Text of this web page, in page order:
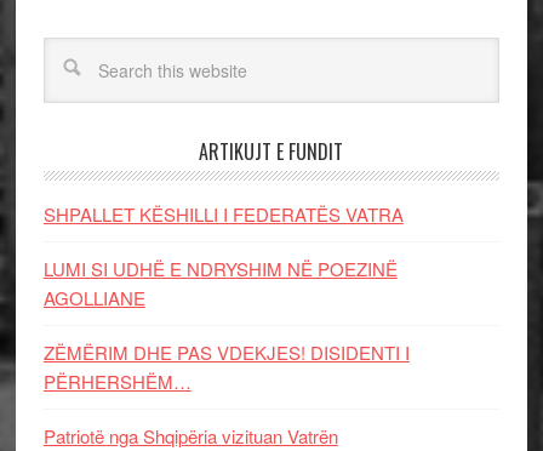
ARTIKUJT E FUNDIT
SHPALLET KËSHILLI I FEDERATËS VATRA
LUMI SI UDHË E NDRYSHIM NË POEZINË
AGOLLIANE
ZËMËRIM DHE PAS VDEKJES! DISIDENTI I
PËRHERSHËM…
Patriotë nga Shqipëria vizituan Vatrën